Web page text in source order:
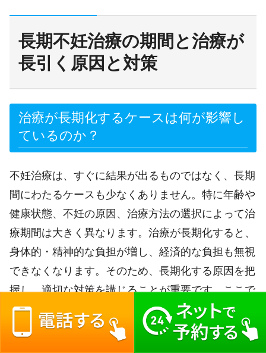
長期不妊治療の期間と治療が
長引く原因と対策
治療が長期化するケースは何が影響し
ているのか？
不妊治療は、すぐに結果が出るものではなく、長期
間にわたるケースも少なくありません。特に年齢や
健康状態、不妊の原因、治療方法の選択によって治
療期間は大きく異なります。治療が長期化すると、
身体的・精神的な負担が増し、経済的な負担も無視
できなくなります。そのため、長期化する原因を把
握し、適切な対策を講じることが重要です。ここで
は、不妊治療が長引く主な要因と、それに対する効
果的な対策について詳しく解説します。